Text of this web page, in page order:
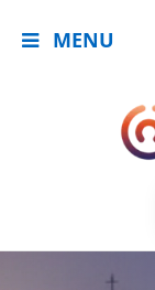
MENU